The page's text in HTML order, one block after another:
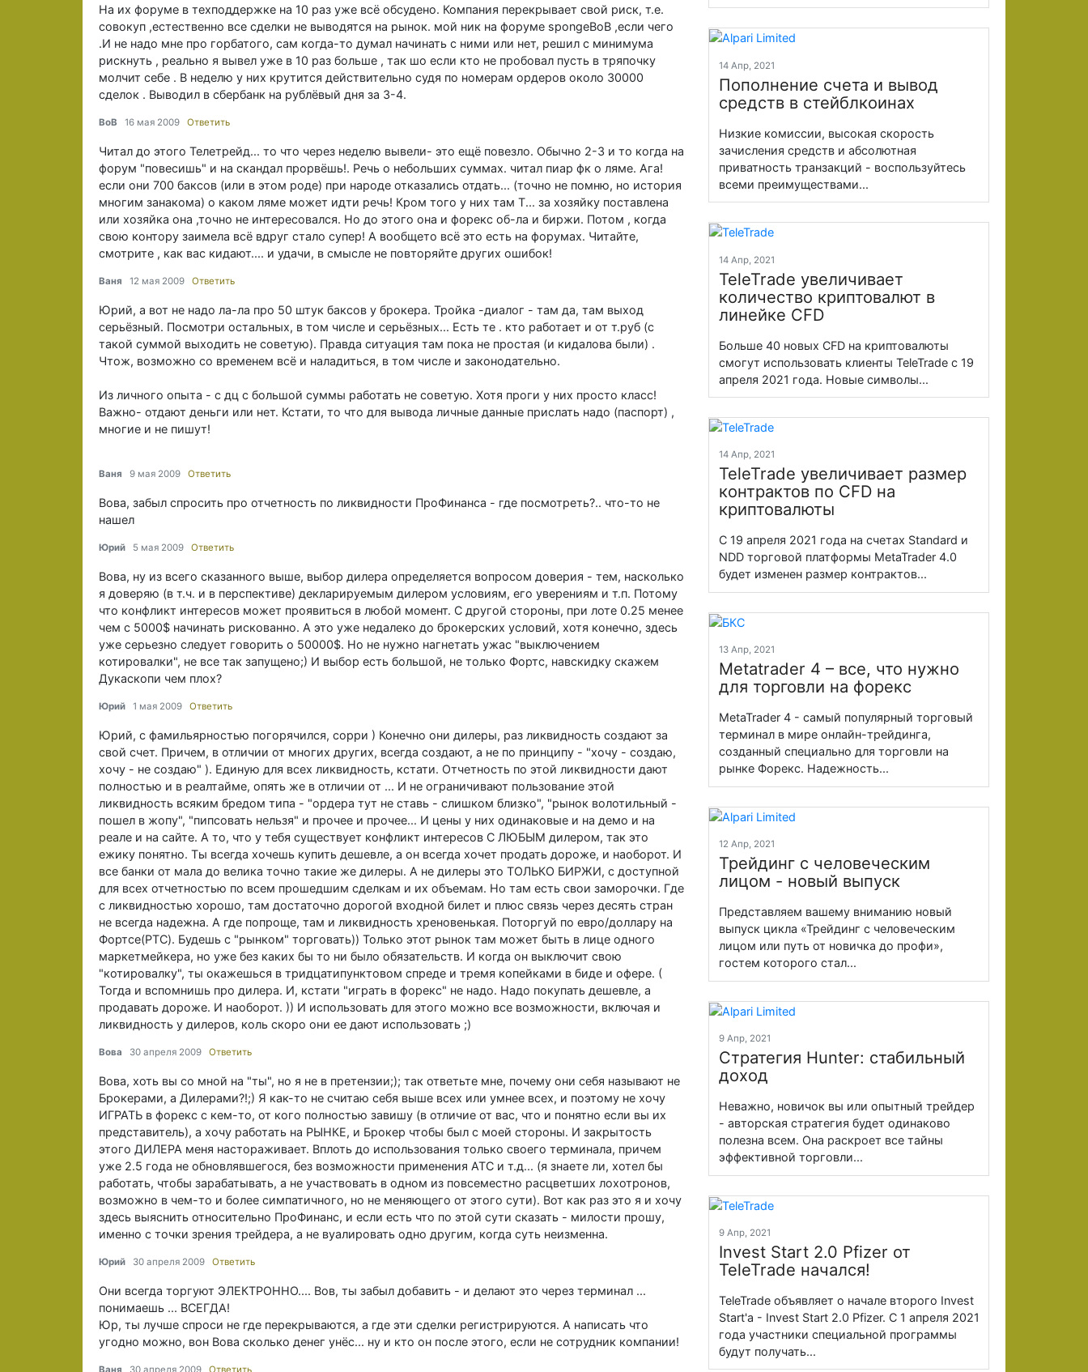
На их форуме в техподдержке на 10 раз уже всё обсудено. Компания перекрывает свой риск, т.е.
совокуп ,естественно все сделки не выводятся на рынок. мой ник на форуме spongeBoB ,если чего
.И не надо мне про горбатого, сам когда-то думал начинать с ними или нет, решил с минимума
рискнуть , реально я вывел уже в 10 раз больше , так шо если кто не пробовал пусть в тряпочку
молчит себе . В неделю у них крутится действительно судя по номерам ордеров около 30000
сделок . Выводил в сбербанк на рублёвый дня за 3-4.
BoB 16 мая 2009 Ответить
Читал до этого Телетрейд... то что через неделю вывели- это ещё повезло. Обычно 2-3 и то когда на
форум "повесишь" и на скандал прорвёшь!. Речь о небольших суммах. читал пиар фк о ляме. Ага!
если они 700 баксов (или в этом роде) при народе отказались отдать... (точно не помню, но история
многим занакома) о каком ляме может идти речь! Кром того у них там Т... за хозяйку поставлена
или хозяйка она ,точно не интересовался. Но до этого она и форекс об-ла и биржи. Потом , когда
свою контору заимела всё вдруг стало супер! А вообщето всё это есть на форумах. Читайте,
смотрите , как вас кидают.... и удачи, в смысле не повторяйте других ошибок!
Ваня 12 мая 2009 Ответить
Юрий, а вот не надо ла-ла про 50 штук баксов у брокера. Тройка -диалог - там да, там выход
серьёзный. Посмотри остальных, в том числе и серьёзных... Есть те . кто работает и от т.руб (с
такой суммой выходить не советую). Правда ситуация там пока не простая (и кидалова были) .
Чтож, возможно со временем всё и наладиться, в том числе и законодательно.
Из личного опыта - с дц с большой суммы работать не советую. Хотя проги у них просто класс!
Важно- отдают деньги или нет. Кстати, то что для вывода личные данные прислать надо (паспорт) ,
многие и не пишут!
Ваня 9 мая 2009 Ответить
Вова, забыл спросить про отчетность по ликвидности ПроФинанса - где посмотреть?.. что-то не
нашел
Юрий 5 мая 2009 Ответить
Вова, ну из всего сказанного выше, выбор дилера определяется вопросом доверия - тем, насколько
я доверяю (в т.ч. и в перспективе) декларируемым дилером условиям, его уверениям и т.п. Потому
что конфликт интересов может проявиться в любой момент. С другой стороны, при лоте 0.25 менее
чем с 5000$ начинать рискованно. А это уже недалеко до брокерских условий, хотя конечно, здесь
уже серьезно следует говорить о 50000$. Но не нужно нагнетать ужас "выключением
котировалки", не все так запущено;) И выбор есть большой, не только Фортс, навскидку скажем
Дукаскопи чем плох?
Юрий 1 мая 2009 Ответить
Юрий, c фамильярностью погорячился, сорри ) Конечно они дилеры, раз ликвидность создают за
свой счет. Причем, в отличии от многих других, всегда создают, а не по принципу - "хочу - создаю,
хочу - не создаю" ). Единую для всех ликвидность, кстати. Отчетность по этой ликвидности дают
полностью и в реалтайме, опять же в отличии от ... И не ограничивают пользование этой
ликвидность всяким бредом типа - "ордера тут не ставь - слишком близко", "рынок волотильный -
пошел в жопу", "пипсовать нельзя" и прочее и прочее... И цены у них одинаковые и на демо и на
реале и на сайте. А то, что у тебя существует конфликт интересов С ЛЮБЫМ дилером, так это
ежику понятно. Ты всегда хочешь купить дешевле, а он всегда хочет продать дороже, и наоборот. И
все банки от мала до велика точно такие же дилеры. А не дилеры это ТОЛЬКО БИРЖИ, с доступной
для всех отчетностью по всем прошедшим сделкам и их объемам. Но там есть свои заморочки. Где
с ликвидностью хорошо, там достаточно дорогой входной билет и плюс связь через десять стран
не всегда надежна. А где попроще, там и ликвидность хреновенькая. Поторгуй по евро/доллару на
Фортсе(РТС). Будешь с "рынком" торговать)) Только этот рынок там может быть в лице одного
маркетмейкера, но уже без каких бы то ни было обязательств. И когда он выключит свою
"котировалку", ты окажешься в тридцатипунктовом спреде и тремя копейками в биде и офере. (
Тогда и вспомнишь про дилера. И, кстати "играть в форекс" не надо. Надо покупать дешевле, а
продавать дороже. И наоборот. )) И использовать для этого можно все возможности, включая и
ликвидность у дилеров, коль скоро они ее дают использовать ;)
Вова 30 апреля 2009 Ответить
Вова, хоть вы со мной на "ты", но я не в претензии;); так ответьте мне, почему они себя называют не
Брокерами, а Дилерами?!;) Я как-то не считаю себя выше всех или умнее всех, и поэтому не хочу
ИГРАТЬ в форекс с кем-то, от кого полностью завишу (в отличие от вас, что и понятно если вы их
представитель), а хочу работать на РЫНКЕ, и Брокер чтобы был с моей стороны. И закрытость
этого ДИЛЕРА меня настораживает. Вплоть до использования только своего терминала, причем
уже 2.5 года не обновлявшегося, без возможности применения АТС и т.д... (я знаете ли, хотел бы
работать, чтобы зарабатывать, а не участвовать в одном из повсеместно расцветших лохотронов,
возможно в чем-то и более симпатичного, но не меняющего от этого сути). Вот как раз это я и хочу
здесь выяснить относительно ПроФинанс, и если есть что по этой сути сказать - милости прошу,
именно с точки зрения трейдера, а не вуалировать одно другим, когда суть неизменна.
Юрий 30 апреля 2009 Ответить
Они всегда торгуют ЭЛЕКТРОННО.... Вов, ты забыл добавить - и делают это через терминал ...
понимаешь ... ВСЕГДА!
Юр, ты лучше спроси не где перекрываются, а где эти сделки регистрируются. А написать что
угодно можно, вон Вова сколько денег унёс... ну и кто он после этого, если не сотрудник компании!
Ваня 30 апреля 2009 Ответить
14 Апр, 2021
Пополнение счета и вывод
средств в стейблкоинах
Низкие комиссии, высокая скорость
зачисления средств и абсолютная
приватность транзакций - воспользуйтесь
всеми преимуществами...
14 Апр, 2021
TeleTrade увеличивает
количество криптовалют в
линейке CFD
Больше 40 новых CFD на криптовалюты
смогут использовать клиенты TeleTrade с 19
апреля 2021 года. Новые символы...
14 Апр, 2021
TeleTrade увеличивает размер
контрактов по CFD на
криптовалюты
С 19 апреля 2021 года на счетах Standard и
NDD торговой платформы MetaTrader 4.0
будет изменен размер контрактов...
13 Апр, 2021
Metatrader 4 – все, что нужно
для торговли на форекс
MetaTrader 4 - самый популярный торговый
терминал в мире онлайн-трейдинга,
созданный специально для торговли на
рынке Форекс. Надежность...
12 Апр, 2021
Трейдинг с человеческим
лицом - новый выпуск
Представляем вашему вниманию новый
выпуск цикла «Трейдинг с человеческим
лицом или путь от новичка до профи»,
гостем которого стал...
9 Апр, 2021
Стратегия Hunter: стабильный
доход
Неважно, новичок вы или опытный трейдер
- авторская стратегия будет одинаково
полезна всем. Она раскроет все тайны
эффективной торговли...
9 Апр, 2021
Invest Start 2.0 Pfizer от
TeleTrade начался!
TeleTrade объявляет о начале второго Invest
Start'a - Invest Start 2.0 Pfizer. С 1 апреля 2021
года участники специальной программы
будут получать...